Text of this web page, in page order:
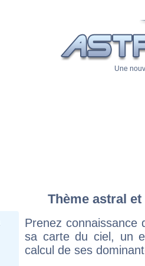
Une
Thème astral
Prenez connaissance
sa carte du ciel, un
calcul de ses